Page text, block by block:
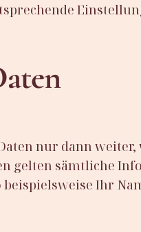
nur dann
gelten sämtliche
Ihr